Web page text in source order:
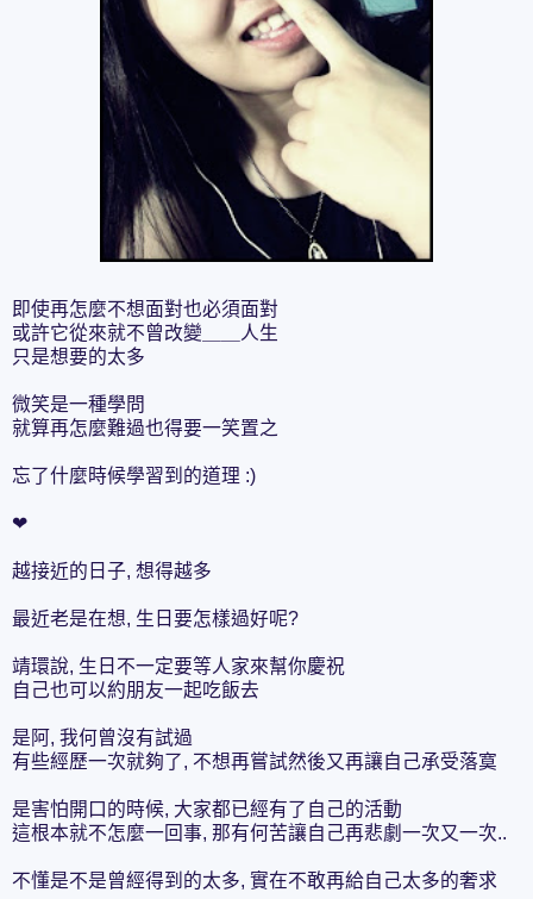
即使再怎麼不想面對也必須面對
或許它從來就不曾改變＿＿人生
只是想要的太多
微笑是一種學問
就算再怎麼難過也得要一笑置之
忘了什麼時候學習到的道理 :)
❤
越接近的日子, 想得越多
最近老是在想, 生日要怎樣過好呢?
靖環說, 生日不一定要等人家來幫你慶祝
自己也可以約朋友一起吃飯去
是阿, 我何曾沒有試過
有些經歷一次就夠了, 不想再嘗試然後又再讓自己承受落寞
是害怕開口的時候, 大家都已經有了自己的活動
這根本就不怎麼一回事, 那有何苦讓自己再悲劇一次又一次..
不懂是不是曾經得到的太多, 實在不敢再給自己太多的奢求